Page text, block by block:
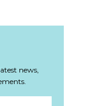
news,